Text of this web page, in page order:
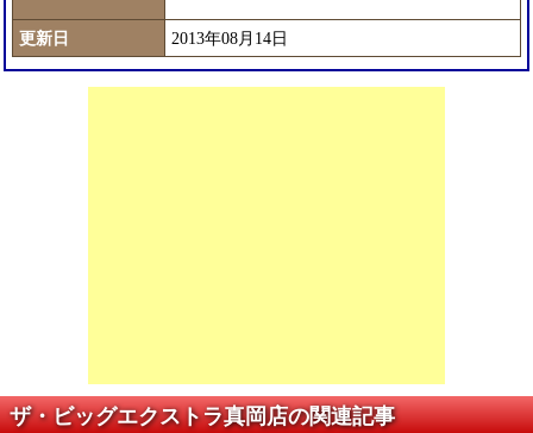
更新日 2013年08月14日
ザ・ビッグエクストラ真岡店の関連記事